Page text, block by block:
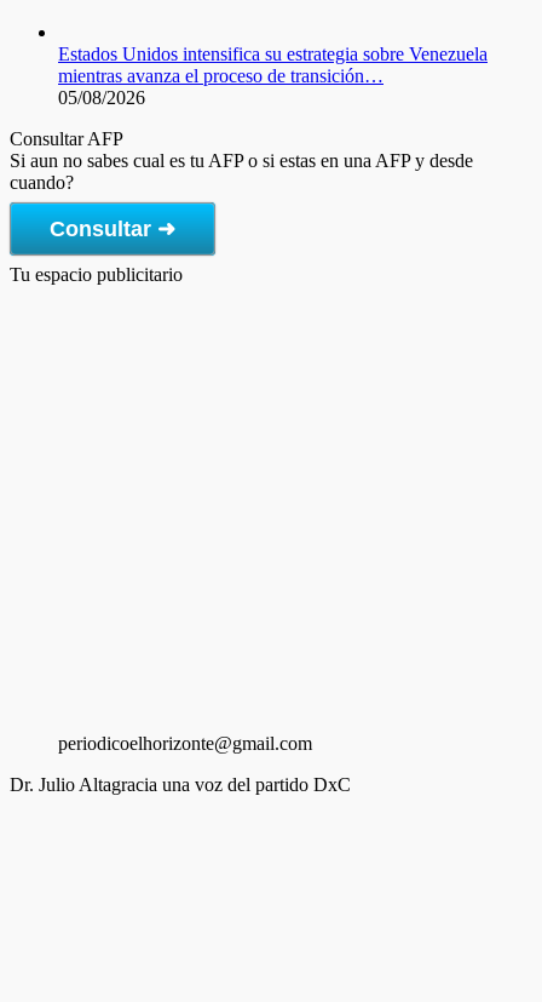
Estados Unidos intensifica su estrategia sobre Venezuela
mientras avanza el proceso de transición…
05/08/2026
Consultar AFP
Si aun no sabes cual es tu AFP o si estas en una AFP y desde
cuando?
Consultar ➜
Tu espacio publicitario
periodicoelhorizonte@gmail.com
Dr. Julio Altagracia una voz del partido DxC